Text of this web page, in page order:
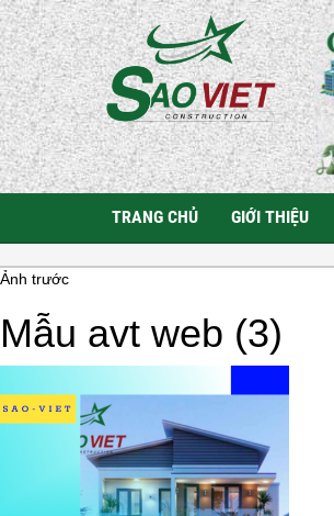
TRANG CHỦ GIỚI THIỆU
Ảnh trước
Mẫu avt web (3)